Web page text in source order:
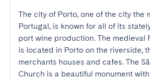
The city of Porto, one of the city the
Portugal, is known for all of its
port wine production. The medieval
is located in Porto on the riverside,
merchants houses and cafes. The
Church is a beautiful monument